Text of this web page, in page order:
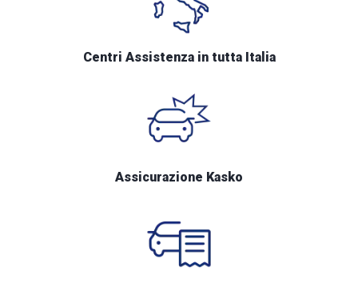
Centri Assistenza in tutta Italia
Assicurazione Kasko